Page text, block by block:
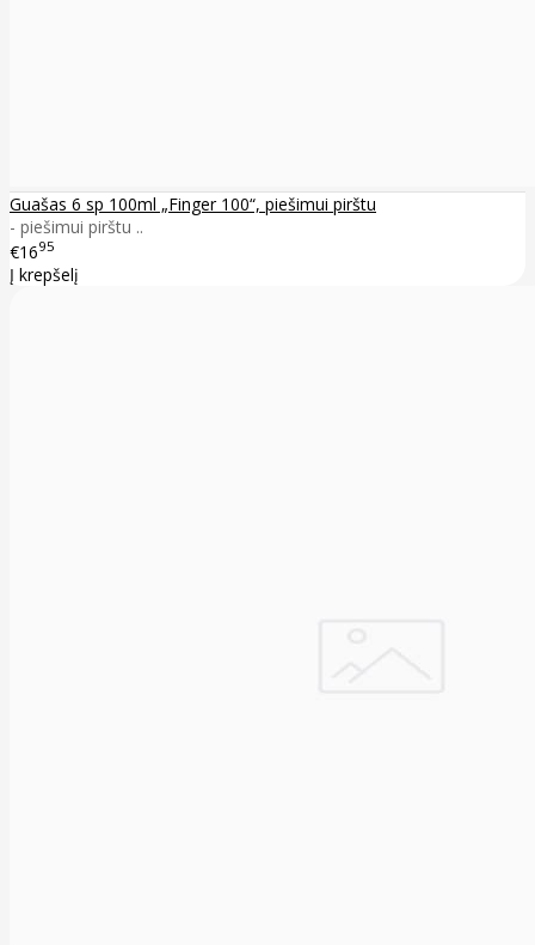
Guašas 6 sp 100ml „Finger 100“, piešimui pirštu
- piešimui pirštu ..
€1695
Į krepšelį